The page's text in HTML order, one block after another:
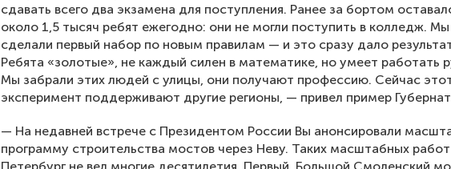
сдавать всего два экзамена для поступления. Ранее за бортом
около 1,5 тысяч ребят ежегодно: они не могли поступить в колледж. Мы
сделали первый набор по новым правилам — и это сразу дало
Ребята «золотые», не каждый силен в математике, но умеет работать
Мы забрали этих людей с улицы, они получают профессию. Сейчас
эксперимент поддерживают другие регионы, — привел пример
— На недавней встрече с Президентом России Вы анонсировали
программу строительства мостов через Неву. Таких масштабных работ